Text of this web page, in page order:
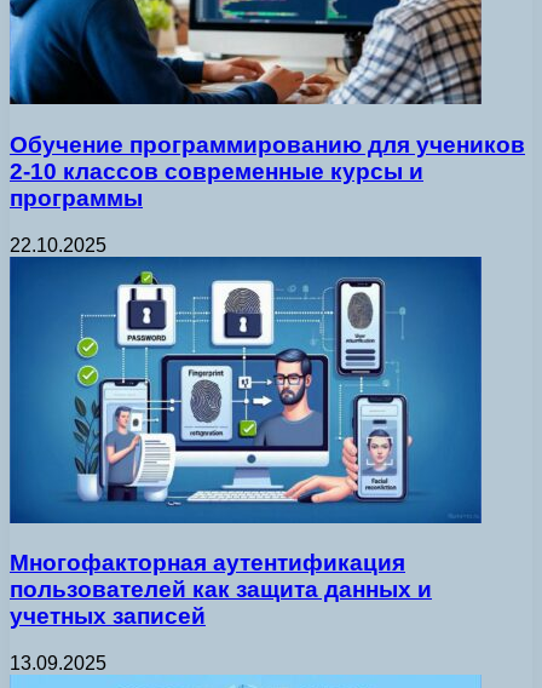
Обучение программированию для учеников
2-10 классов современные курсы и
программы
22.10.2025
Многофакторная аутентификация
пользователей как защита данных и
учетных записей
13.09.2025